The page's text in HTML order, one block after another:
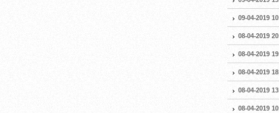
09-04-2019
08-04-2019
08-04-2019
08-04-2019
08-04-2019
08-04-2019